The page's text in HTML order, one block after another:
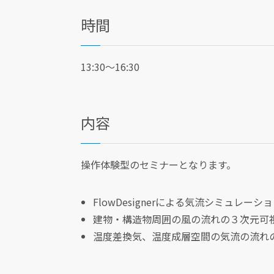
時間
13:30～16:30
内容
操作体験型のセミナーとなります。
FlowDesignerによる気流シミュレーシ
建物・構造物周囲の風の流れの３次元可
温度差換気、温度成層空間の気流の流れ